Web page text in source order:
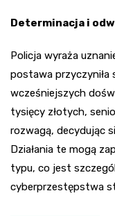
Determinacja i
Policja wyraża
postawa przyczyniła
wcześniejszych
tysięcy złotych,
rozwagą, decydując
Działania te mogą
typu, co jest
cyberprzestępstwa